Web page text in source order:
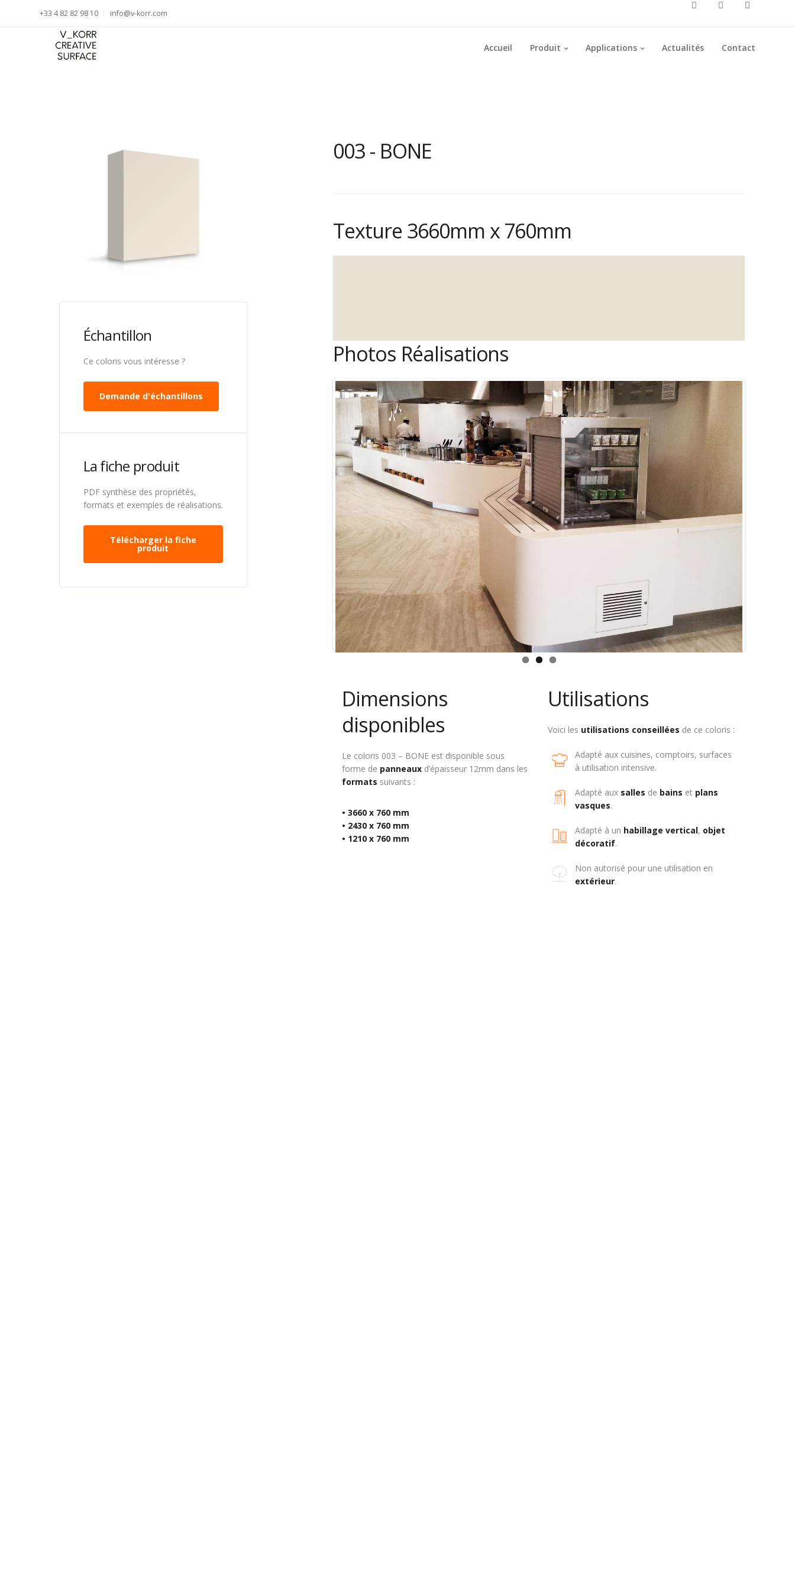
+33 4 82 82 98 10 info@v-korr.com
Accueil Produit Applications Actualités Contact
Échantillon
Ce coloris vous intéresse ?
Demande d'échantillons
La fiche produit
PDF synthèse des propriétés,
formats et exemples de réalisations.
Télécharger la fiche
produit
003 - BONE
Texture 3660mm x 760mm
Photos Réalisations
Dimensions
disponibles
Le coloris 003 – BONE est disponible sous
forme de panneaux d’épaisseur 12mm dans les
formats suivants :
• 3660 x 760 mm
• 2430 x 760 mm
• 1210 x 760 mm
Utilisations
Voici les utilisations conseillées de ce coloris :
Adapté aux cuisines, comptoirs, surfaces
à utilisation intensive.
Adapté aux salles de bains et plans
vasques.
Adapté à un habillage vertical, objet
décoratif.
Non autorisé pour une utilisation en
extérieur.